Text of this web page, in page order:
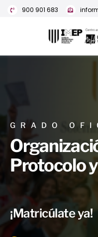
Saltar
contenido
900 901 683
GRADO
Protocolo
¡Matricúlate ya!